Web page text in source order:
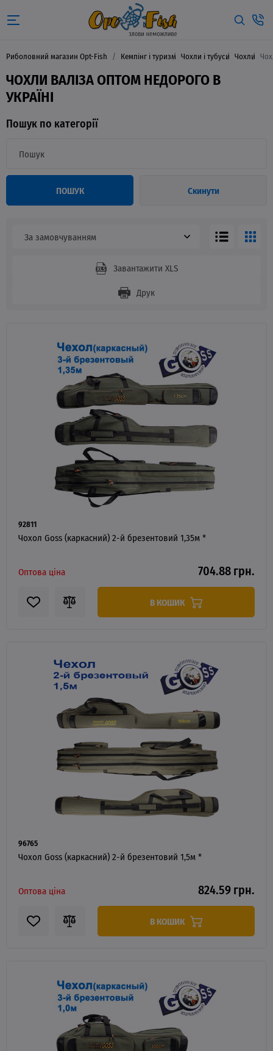
Риболовний магазин Opt-Fish Кемпінг і туризм Чохли і тубуси Чохли
ЧОХЛИ ВАЛІЗА ОПТОМ НЕДОРОГО В
УКРАЇНІ
Пошук по категорії
ПОШУК Скинути
За замовчуванням
Завантажити XLS
Друк
92811
Чохол Goss (каркасний) 2-й брезентовий 1,35м *
Оптова ціна 704.88 грн.
В КОШИК
96765
Чохол Goss (каркасний) 2-й брезентовий 1,5м *
Оптова ціна 824.59 грн.
В КОШИК